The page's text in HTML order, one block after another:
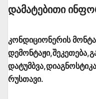
Დამატებითი
კონდიციონერის
რუსთავი.